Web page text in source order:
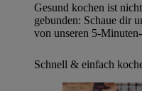
Gesund kochen ist
gebunden: Schaue dir
von unseren 5-
Schnell & einfach